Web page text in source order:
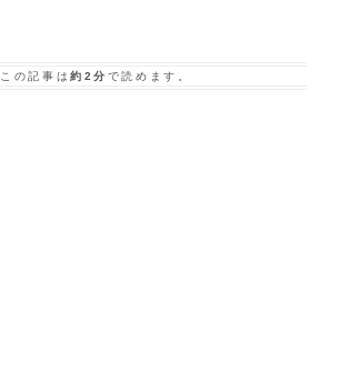
この記事は約2分 で読めます。